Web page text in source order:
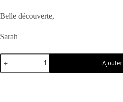
Belle découverte,
Sarah